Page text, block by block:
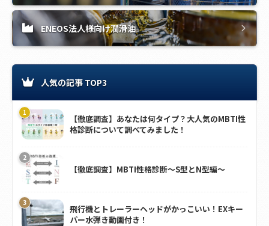
ENEOS法人様向け潤滑油
人気の記事 TOP3
【徹底調査】あなたは何タイプ？大人気のMBTI性
格診断について調べてみました！
【徹底調査】MBTI性格診断～S型とN型編～
飛行機とトレーラーヘッドがかっこいい！EXキー
パー水弾き動画付き！